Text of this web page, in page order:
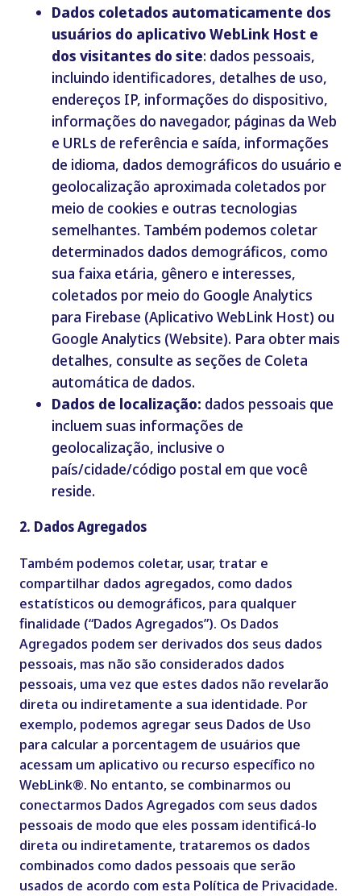
Dados coletados automaticamente dos
usuários do aplicativo WebLink Host e
dos visitantes do site: dados pessoais,
incluindo identificadores, detalhes de uso,
endereços IP, informações do dispositivo,
informações do navegador, páginas da Web
e URLs de referência e saída, informações
de idioma, dados demográficos do usuário e
geolocalização aproximada coletados por
meio de cookies e outras tecnologias
semelhantes. Também podemos coletar
determinados dados demográficos, como
sua faixa etária, gênero e interesses,
coletados por meio do Google Analytics
para Firebase (Aplicativo WebLinkHost) ou
Google Analytics (Website). Para obter mais
detalhes, consulte as seções de Coleta
automática de dados.
Dados de localização: dados pessoais que
incluem suas informações de
geolocalização, inclusive o
país/cidade/código postal em que você
reside.
2. Dados Agregados
Também podemos coletar, usar, tratar e
compartilhar dados agregados, como dados
estatísticos ou demográficos, para qualquer
finalidade (“Dados Agregados”). Os Dados
Agregados podem ser derivados dos seus dados
pessoais, mas não são considerados dados
pessoais, uma vez que estes dados não revelarão
direta ou indiretamente a sua identidade. Por
exemplo, podemos agregar seus Dados de Uso
para calcular a porcentagem de usuários que
acessam um aplicativo ou recurso específico no
WebLink®. No entanto, se combinarmos ou
conectarmos Dados Agregados com seus dados
pessoais de modo que eles possam identificá-lo
direta ou indiretamente, trataremos os dados
combinados como dados pessoais que serão
usados de acordo com esta Política de Privacidade.